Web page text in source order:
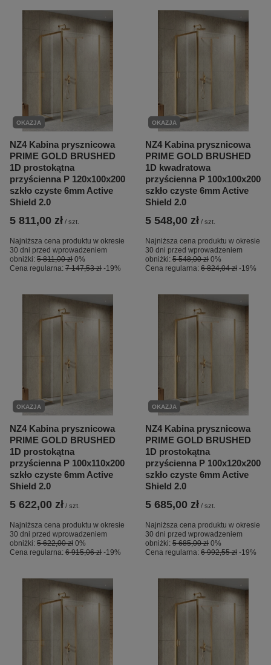
OKAZJA
NZ4 Kabina prysznicowa
PRIME GOLD BRUSHED
1D prostokątna
przyścienna P 120x100x200
szkło czyste 6mm Active
Shield 2.0
5 811,00 zł / szt.
Najniższa cena produktu w okresie
30 dni przed wprowadzeniem
obniżki: 5 811,00 zł 0%
Cena regularna: 7 147,53 zł -19%
OKAZJA
NZ4 Kabina prysznicowa
PRIME GOLD BRUSHED
1D kwadratowa
przyścienna P 100x100x200
szkło czyste 6mm Active
Shield 2.0
5 548,00 zł / szt.
Najniższa cena produktu w okresie
30 dni przed wprowadzeniem
obniżki: 5 548,00 zł 0%
Cena regularna: 6 824,04 zł -19%
OKAZJA
NZ4 Kabina prysznicowa
PRIME GOLD BRUSHED
1D prostokątna
przyścienna P 100x110x200
szkło czyste 6mm Active
Shield 2.0
5 622,00 zł / szt.
Najniższa cena produktu w okresie
30 dni przed wprowadzeniem
obniżki: 5 622,00 zł 0%
Cena regularna: 6 915,06 zł -19%
OKAZJA
NZ4 Kabina prysznicowa
PRIME GOLD BRUSHED
1D prostokątna
przyścienna P 100x120x200
szkło czyste 6mm Active
Shield 2.0
5 685,00 zł / szt.
Najniższa cena produktu w okresie
30 dni przed wprowadzeniem
obniżki: 5 685,00 zł 0%
Cena regularna: 6 992,55 zł -19%